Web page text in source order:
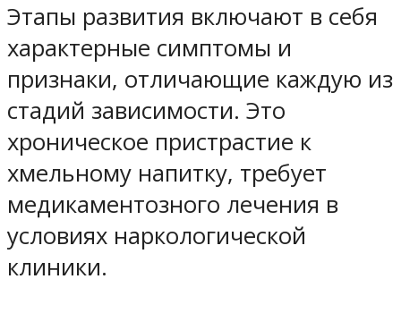
Этапы развития включают в себя
характерные симптомы и
признаки, отличающие каждую из
стадий зависимости. Это
хроническое пристрастие к
хмельному напитку, требует
медикаментозного лечения в
условиях наркологической
клиники.